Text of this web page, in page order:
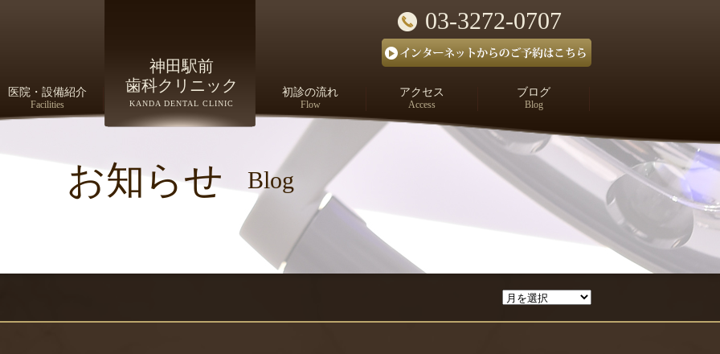
神田駅前
歯科クリニック
KANDA DENTAL CLINIC
医院・設備紹介
Facilities
初診の流れ
Flow
アクセス
Access
ブログ
Blog
03-3272-0707
お知らせ Blog